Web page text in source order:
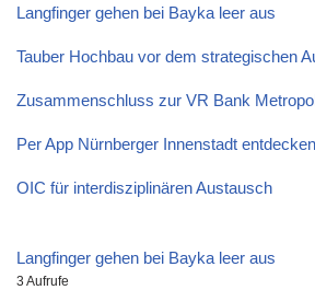
Langfinger gehen bei Bayka leer aus
Tauber Hochbau vor dem strategischen
Zusammenschluss zur VR Bank
Per App Nürnberger Innenstadt entdecken
OIC für interdisziplinären Austausch
Langfinger gehen bei Bayka leer aus
3 Aufrufe